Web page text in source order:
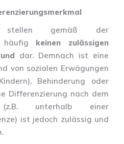
stellen gemäß der
häufig keinen zulässigen
dar. Demnach ist eine
von sozialen Erwägungen
Behinderung oder
Differenzierung nach dem
(z.B. unterhalb einer
ist jedoch zulässig und